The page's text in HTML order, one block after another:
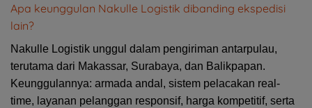
Apa keunggulan Nakulle Logistik dibanding ekspedisi
lain?
Nakulle Logistik unggul dalam pengiriman antarpulau,
terutama dari Makassar, Surabaya, dan Balikpapan.
Keunggulannya: armada andal, sistem pelacakan real-
time, layanan pelanggan responsif, harga kompetitif, serta